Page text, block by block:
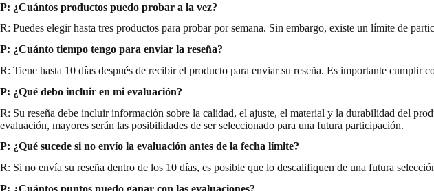
P: ¿Cuántos productos puedo probar a la vez?
R: Puedes elegir hasta tres productos para probar por semana. Sin embargo, existe un límite de
P: ¿Cuánto tiempo tengo para enviar la reseña?
R: Tiene hasta 10 días después de recibir el producto para enviar su reseña. Es importante cumplir
P: ¿Qué debo incluir en mi evaluación?
R: Su reseña debe incluir información sobre la calidad, el ajuste, el material y la durabilidad del
evaluación, mayores serán las posibilidades de ser seleccionado para una futura participación.
P: ¿Qué sucede si no envío la evaluación antes de la fecha límite?
R: Si no envía su reseña dentro de los 10 días, es posible que lo descalifiquen de una futura
P: ¿Cuántos puntos puedo ganar con las evaluaciones?